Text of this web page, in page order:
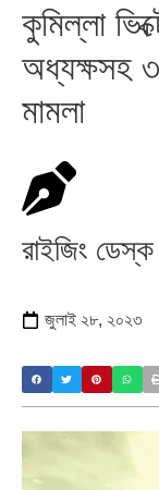
কুমিল্লা
অধ্যক্ষসহ
মামলা
রাইজিং ডেস্ক
জুলাই ২৮, ২০২৩